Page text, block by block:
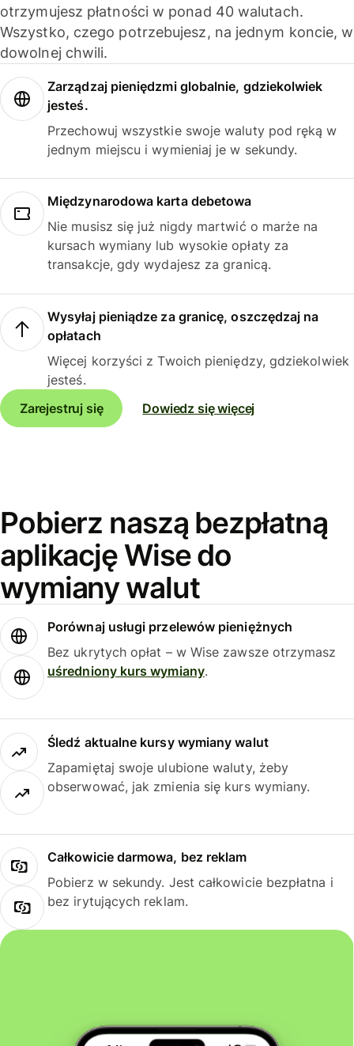
otrzymujesz płatności w ponad 40 walutach.
Wszystko, czego potrzebujesz, na jednym koncie, w
dowolnej chwili.
Zarządzaj pieniędzmi globalnie, gdziekolwiek
jesteś.
Przechowuj wszystkie swoje waluty pod ręką w
jednym miejscu i wymieniaj je w sekundy.
Międzynarodowa karta debetowa
Nie musisz się już nigdy martwić o marże na
kursach wymiany lub wysokie opłaty za
transakcje, gdy wydajesz za granicą.
Wysyłaj pieniądze za granicę, oszczędzaj na
opłatach
Więcej korzyści z Twoich pieniędzy, gdziekolwiek
jesteś.
Zarejestruj się
Dowiedz się więcej
Pobierz naszą bezpłatną
aplikację Wise do
wymiany walut
Porównaj usługi przelewów pieniężnych
Bez ukrytych opłat – w Wise zawsze otrzymasz
uśredniony kurs wymiany.
Śledź aktualne kursy wymiany walut
Zapamiętaj swoje ulubione waluty, żeby
obserwować, jak zmienia się kurs wymiany.
Całkowicie darmowa, bez reklam
Pobierz w sekundy. Jest całkowicie bezpłatna i
bez irytujących reklam.